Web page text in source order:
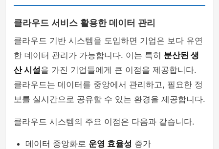
클라우드 서비스 활용한 데이터 관리
클라우드 기반 시스템을 도입하면 기업은 보다 유연
한 데이터 관리가 가능합니다. 이는 특히 분산된 생
산 시설을 가진 기업들에게 큰 이점을 제공합니다.
클라우드는 데이터를 중앙에서 관리하고, 필요한 정
보를 실시간으로 공유할 수 있는 환경을 제공합니다.
클라우드 시스템의 주요 이점은 다음과 같습니다.
데이터 중앙화로 운영 효율성 증가